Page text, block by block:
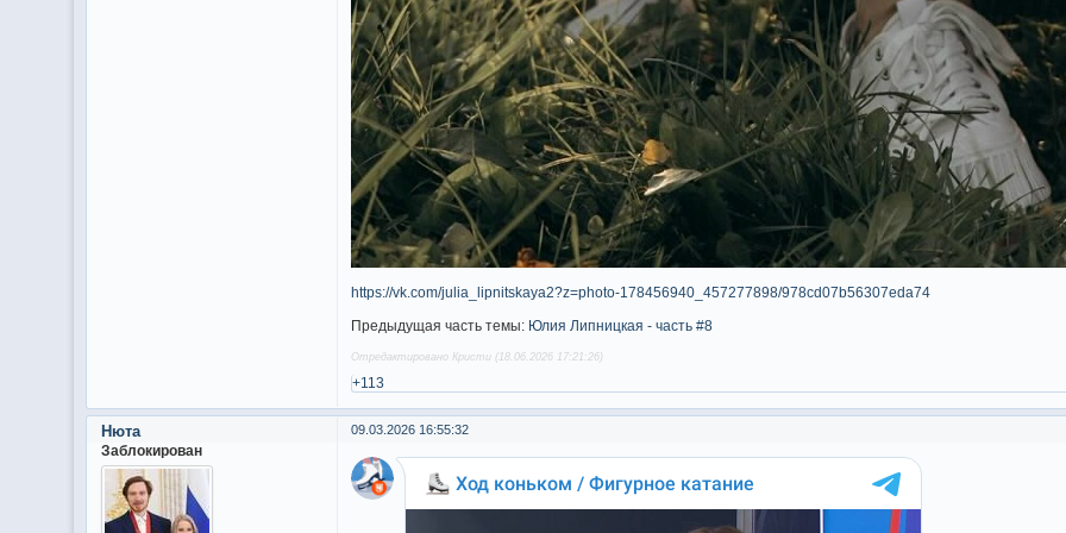
https://vk.com/julia_lipnitskaya2?z=photo-178456940_457277898/978cd07b56307eda74
Предыдущая часть темы: Юлия Липницкая - часть #8
Отредактировано Кристи (18.06.2026 17:21:26)
+113
09.03.2026 16:55:32
Нюта
Заблокирован